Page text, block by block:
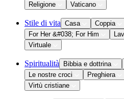
Religione
Vaticano
Stile di vita Casa Coppia
For Her &#038; For Him
Virtuale
Spiritualità Bibbia e dottrina
Le nostre croci
Preghiera
Virtù cristiane